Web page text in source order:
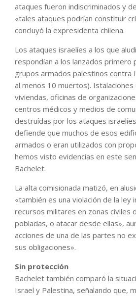
ataques fueron indiscriminados y
«tales ataques podrían constituir
concluyó la expresidenta chilena.
Los ataques israelíes a los que
respondían a los lanzados primero
grupos armados palestinos contra
al menos 10 muertos). Istalaciones
viviendas, oficinas de
centros médicos y medios de
destruídas por los ataques
defiende que muchos de esos
armados o eran utilizados con
hemos visto evidencias en este
Bachelet.
La alta comisionada matizó, en
«también es una violación de la ley
recursos militares en zonas civiles
pobladas, o atacar desde ellas»,
acciones de una de las partes no
sus obligaciones».
Sin protección
Bachelet también comparó la
Israel y Palestina, señalando que,